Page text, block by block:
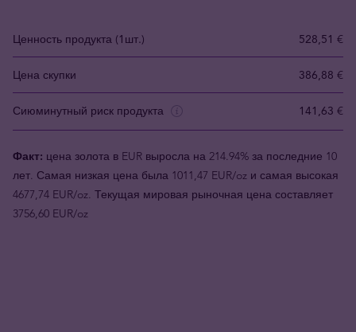
Ценность продукта (1шт.) 528,51 €
Цена скупки 386,88 €
Сиюминутный риск продукта 141,63 €
Факт: цена золота в EUR выросла на 214.94% за последние 10
лет. Самая низкая цена была 1011,47 EUR/oz и самая высокая
4677,74 EUR/oz. Текущая мировая рыночная цена составляет
3756,60 EUR/oz